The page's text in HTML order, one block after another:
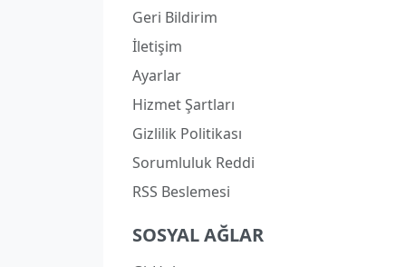
Geri Bildirim
İletişim
Ayarlar
Hizmet Şartları
Gizlilik Politikası
Sorumluluk Reddi
RSS Beslemesi
SOSYAL AĞLAR